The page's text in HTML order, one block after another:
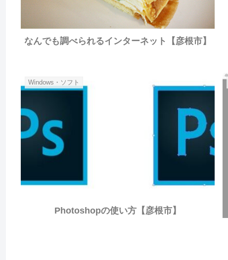
なんでも調べられるインターネット【彦根市】
Windows・ソフト
Photoshopの使い方【彦根市】